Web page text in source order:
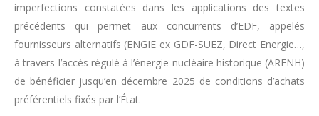
imperfections constatées dans les applications des textes
précédents qui permet aux concurrents d’EDF, appelés
fournisseurs alternatifs (ENGIE ex GDF-SUEZ, Direct Energie…,
à travers l’accès régulé à l’énergie nucléaire historique (ARENH)
de bénéficier jusqu’en décembre 2025 de conditions d’achats
préférentiels fixés par l’État.